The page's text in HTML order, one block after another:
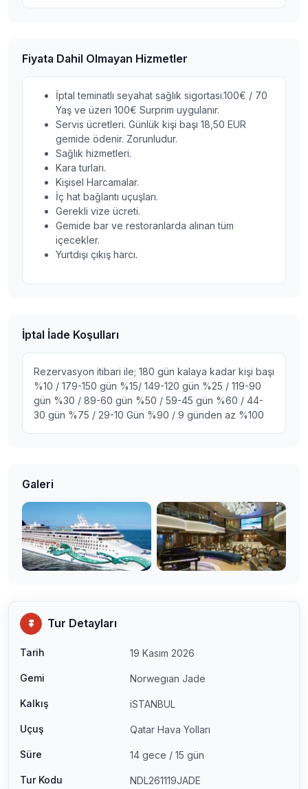
Fiyata Dahil Olmayan Hizmetler
İptal teminatlı seyahat sağlık sigortası.100€ / 70
Yaş ve üzeri 100€ Surprim uygulanır.
Servis ücretleri. Günlük kişi başı 18,50 EUR
gemide ödenir. Zorunludur.
Sağlık hizmetleri.
Kara turları.
Kişisel Harcamalar.
İç hat bağlantı uçuşları.
Gerekli vize ücreti.
Gemide bar ve restoranlarda alınan tüm
içecekler.
Yurtdışı çıkış harcı.
İptal İade Koşulları
Rezervasyon itibari ile; 180 gün kalaya kadar kişi başı
%10 / 179-150 gün %15/ 149-120 gün %25 / 119-90
gün %30 / 89-60 gün %50 / 59-45 gün %60 / 44-
30 gün %75 / 29-10 Gün %90 / 9 günden az %100
Galeri
Tur Detayları
Tarih 19 Kasım 2026
Gemi Norwegıan Jade
Kalkış iSTANBUL
Uçuş Qatar Hava Yolları
Süre 14 gece / 15 gün
Tur Kodu NDL261119JADE